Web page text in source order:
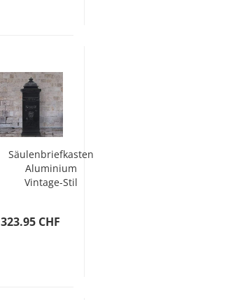
Säulenbriefkasten
Aluminium
Vintage-Stil
323.95 CHF